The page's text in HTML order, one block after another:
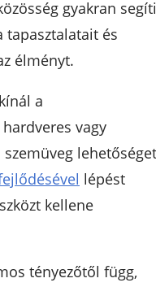
gyakran segíti
tapasztalatait és
élményt.
a
vagy
lehetőséget
lépést
kellene
tényezőtől függ,